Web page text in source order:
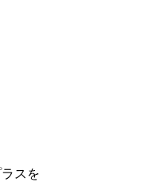
スを